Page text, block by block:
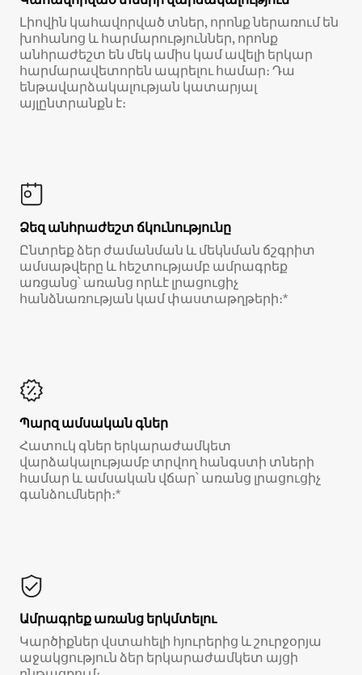
Լիովին կահավորված տներ, որոնք ներառում են
խոհանոց և հարմարություններ, որոնք
անհրաժեշտ են մեկ ամիս կամ ավելի երկար
հարմարավետորեն ապրելու համար։ Դա
ենթավարձակալության կատարյալ
այլընտրանքն է։
Ձեզ անհրաժեշտ ճկունությունը
Ընտրեք ձեր ժամանման և մեկնման ճշգրիտ
ամսաթվերը և հեշտությամբ ամրագրեք
առցանց՝ առանց որևէ լրացուցիչ
հանձնառության կամ փաստաթղթերի։*
Պարզ ամսական գներ
Հատուկ գներ երկարաժամկետ
վարձակալությամբ տրվող հանգստի տների
համար և ամսական վճար՝ առանց լրացուցիչ
գանձումների։*
Ամրագրեք առանց երկմտելու
Կարծիքներ վստահելի հյուրերից և շուրջօրյա
աջակցություն ձեր երկարաժամկետ այցի